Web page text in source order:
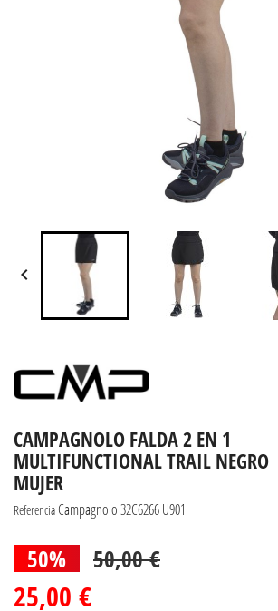

CAMPAGNOLO FALDA 2 EN 1
MULTIFUNCTIONAL TRAIL NEGRO
MUJER
Referencia Campagnolo 32C6266 U901
50% 50,00 €
25,00 €